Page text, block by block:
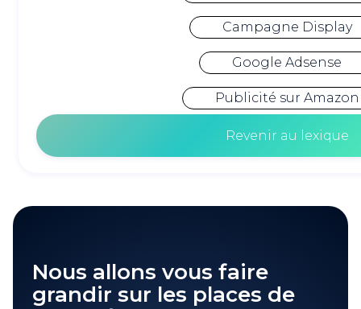
Campagne Display
Google Adsense
Publicité sur Amazon
Revenir au lexique
Nous allons vous faire
grandir sur les places de